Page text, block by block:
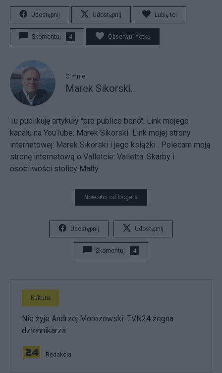
Udostępnij Udostępnij Lubię to!
Skomentuj 4 Obserwuj notkę
O mnie
Marek Sikorski.
Tu publikuję artykuły "pro publico bono". Link mojego
kanału na YouTube: Marek Sikorski Link mojej strony
internetowej: Marek Sikorski i jego książki . Polecam moją
stronę internetową o Valletcie: Valletta. Skarby i
osobliwości stolicy Malty
Nowości od blogera
Udostępnij Udostępnij
Skomentuj 4
Kultura
Nie żyje Andrzej Morozowski. TVN24 żegna
dziennikarza
Redakcja